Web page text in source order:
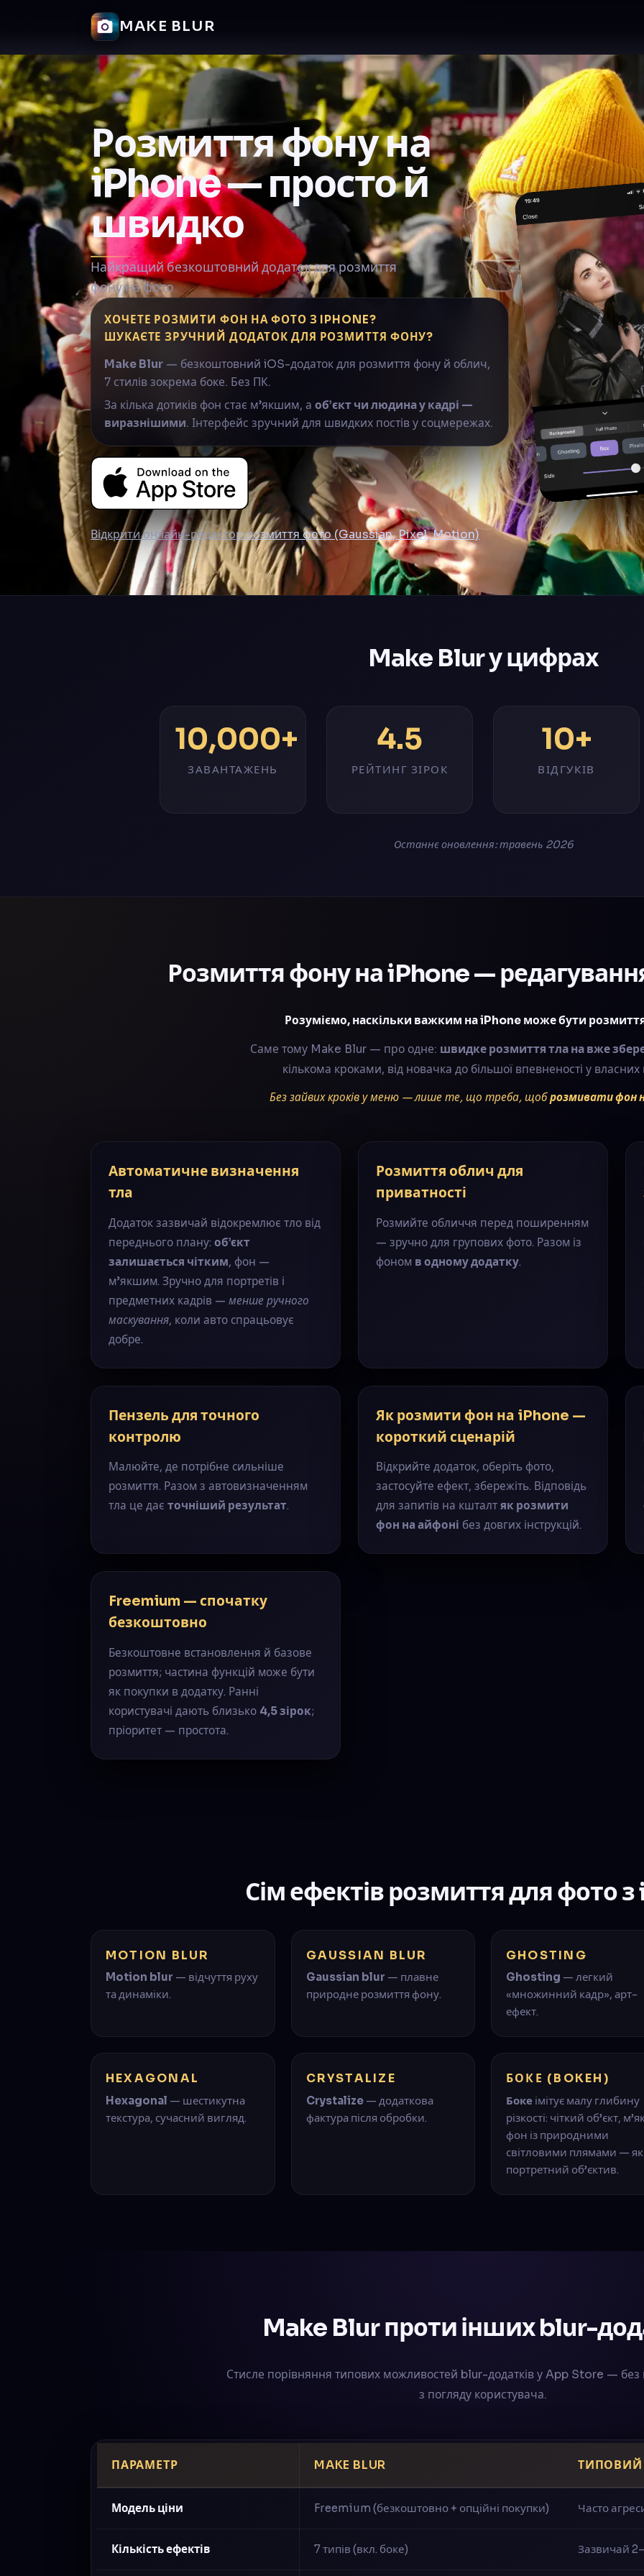
MAKE BLUR
Розмиття фону на
iPhone — просто й
швидко
Найкращий безкоштовний додаток для розмиття
фону на фото
ХОЧЕТЕ РОЗМИТИ ФОН НА ФОТО З IPHONE?
ШУКАЄТЕ ЗРУЧНИЙ ДОДАТОК ДЛЯ РОЗМИТТЯ ФОНУ?
Make Blur — безкоштовний iOS-додаток для розмиття фону й облич,
7 стилів зокрема боке. Без ПК.
За кілька дотиків фон стає м’якшим, а об’єкт чи людина у кадрі —
виразнішими. Інтерфейс зручний для швидких постів у соцмережах.
Відкрити онлайн-редактор розмиття фото (Gaussian, Pixel, Motion)
Make Blur у цифрах
10,000+
ЗАВАНТАЖЕНЬ
4.5
РЕЙТИНГ ЗІРОК
10+
ВІДГУКІВ
Останнє оновлення: травень 2026
Розмиття фону на iPhone —
Розуміємо, наскільки важким на iPhone може бути
Саме тому Make Blur — про одне: швидке розмиття тла на вже
кількома кроками, від новачка до більшої впевненості у власних
Без зайвих кроків у меню — лише те, що треба, щоброзмивати фон
Автоматичне визначення
тла
Додаток зазвичай відокремлює тло від
переднього плану: об’єкт
залишається чітким, фон —
м’якшим. Зручно для портретів і
предметних кадрів — менше ручного
маскування, коли авто спрацьовує
добре.
Розмиття облич для
приватності
Розмийте обличчя перед поширенням
— зручно для групових фото. Разом із
фоном в одному додатку.
Пензель для точного
контролю
Малюйте, де потрібне сильніше
розмиття. Разом з автовизначенням
тла це дає точніший результат.
Як розмити фон на iPhone —
короткий сценарій
Відкрийте додаток, оберіть фото,
застосуйте ефект, збережіть. Відповідь
для запитів на кшталт як розмити
фон на айфоні без довгих інструкцій.
Freemium — спочатку
безкоштовно
Безкоштовне встановлення й базове
розмиття; частина функцій може бути
як покупки в додатку. Ранні
користувачі дають близько 4,5 зірок;
пріоритет — простота.
Сім ефектів розмиття для фото
MOTION BLUR
Motion blur — відчуття руху
та динаміки.
GAUSSIAN BLUR
Gaussian blur — плавне
природне розмиття фону.
GHOSTING
Ghosting — легкий
«множинний кадр», арт-
ефект.
HEXAGONAL
Hexagonal — шестикутна
текстура, сучасний вигляд.
CRYSTALIZE
Crystalize— додаткова
фактура після обробки.
БОКЕ (BOKEH)
Боке імітує малу глибину
різкості: чіткий об’єкт,
фон із природними
світловими плямами — як
портретний об’єктив.
Make Blur проти інших blur-
Стисле порівняння типових можливостей blur-додатків у App Store — без
з погляду користувача.
ПАРАМЕТР MAKE BLUR ТИПОВИЙ
Модель ціни Freemium (безкоштовно + опційні покупки) Часто
Кількість ефектів 7 типів (вкл. боке) Зазвичай